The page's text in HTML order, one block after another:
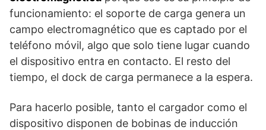
funcionamiento: el soporte de carga genera un
campo electromagnético que es captado por el
teléfono móvil, algo que solo tiene lugar cuando
el dispositivo entra en contacto. El resto del
tiempo, el dock de carga permanece a la espera.
Para hacerlo posible, tanto el cargador como el
dispositivo disponen de bobinas de inducción